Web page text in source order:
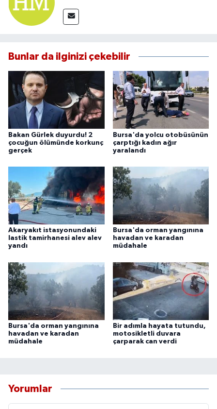
Bunlar da ilginizi çekebilir
Bakan Gürlek duyurdu! 2
çocuğun ölümünde korkunç
gerçek
Bursa'da yolcu otobüsünün
çarptığı kadın ağır
yaralandı
Akaryakıt istasyonundaki
lastik tamirhanesi alev alev
yandı
Bursa'da orman yangınına
havadan ve karadan
müdahale
Bursa'da orman yangınına
havadan ve karadan
müdahale
Bir adımla hayata tutundu,
motosikletli duvara
çarparak can verdi
Yorumlar